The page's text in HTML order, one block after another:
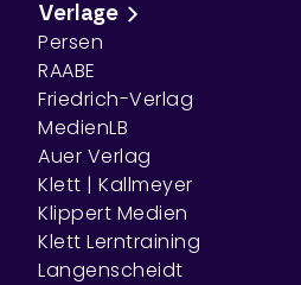
Verlage
Persen
RAABE
Friedrich-Verlag
MedienLB
Auer Verlag
Klett | Kallmeyer
Klippert Medien
Klett Lerntraining
Langenscheidt